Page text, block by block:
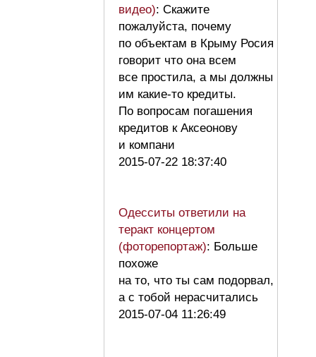
видео): Скажите
пожалуйста, почему
по объектам в Крыму Росия
говорит что она всем
все простила, а мы должны
им какие-то кредиты.
По вопросам погашения
кредитов к Аксеонову
и компани
2015-07-22 18:37:40
Одесситы ответили на
теракт концертом
(фоторепортаж): Больше
похоже
на то, что ты сам подорвал,
а с тобой нерасчитались
2015-07-04 11:26:49